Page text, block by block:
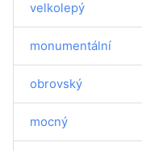
velkolepý
monumentální
obrovský
mocný